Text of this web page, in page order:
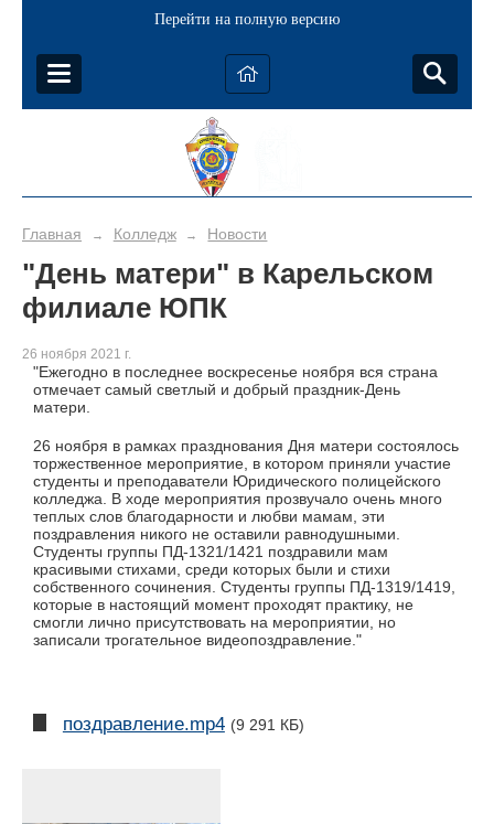
Перейти на полную версию
Главная → Колледж → Новости
"День матери" в Карельском
филиале ЮПК
26 ноября 2021 г.
"Ежегодно в последнее воскресенье ноября вся страна
отмечает самый светлый и добрый праздник-День
матери.
26 ноября в рамках празднования Дня матери состоялось
торжественное мероприятие, в котором приняли участие
студенты и преподаватели Юридического полицейского
колледжа. В ходе мероприятия прозвучало очень много
теплых слов благодарности и любви мамам, эти
поздравления никого не оставили равнодушными.
Студенты группы ПД-1321/1421 поздравили мам
красивыми стихами, среди которых были и стихи
собственного сочинения. Студенты группы ПД-1319/1419,
которые в настоящий момент проходят практику, не
смогли лично присутствовать на мероприятии, но
записали трогательное видеопоздравление."
поздравление.mp4 (9 291 КБ)